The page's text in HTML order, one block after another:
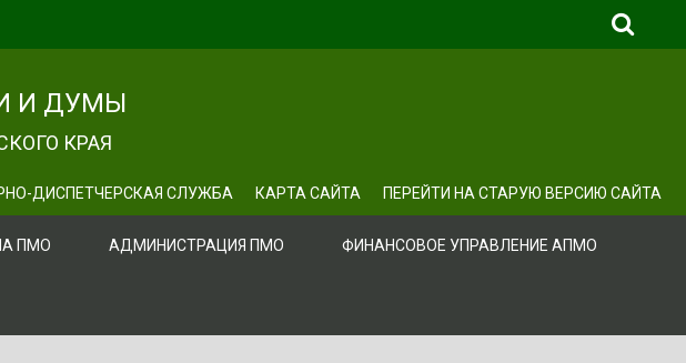
И ДУМЫ
КРАЯ
ДИСПЕТЧЕРСКАЯ СЛУЖБА КАРТА САЙТА ПЕРЕЙТИ НА СТАРУЮ ВЕРСИЮ САЙТА
ПМО АДМИНИСТРАЦИЯ ПМО ФИНАНСОВОЕ УПРАВЛЕНИЕ АПМО